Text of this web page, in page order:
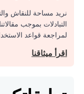
نريد مساحة للنقاش
التبادلات بموجب
لمراجعة قواعد
اقرأ ميثاقنا